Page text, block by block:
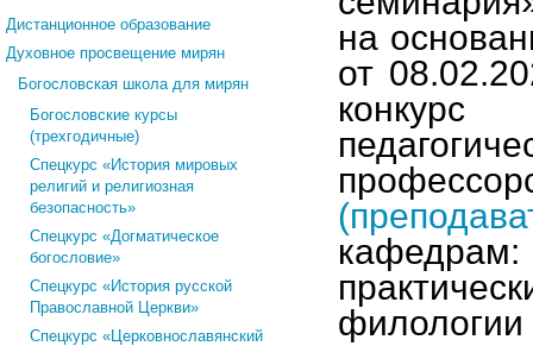
на
от
кафедрам:
Дистанционное образование
Духовное просвещение мирян
Богословская школа для мирян
Богословские курсы
(трехгодичные)
Спецкурс «История мировых
религий и религиозная
безопасность»
Спецкурс «Догматическое
богословие»
Спецкурс «История русской
Православной Церкви»
Спецкурс «Церковнославянский